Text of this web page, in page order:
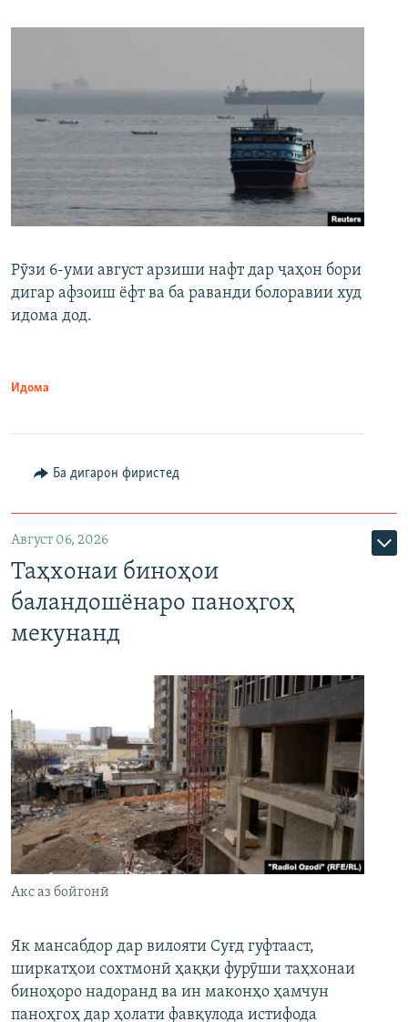
Рӯзи 6-уми август арзиши нафт дар ҷаҳон бори
дигар афзоиш ёфт ва ба раванди болоравии худ
идома дод.
Идома
Ба дигарон фиристед
Август 06, 2026
Таҳхонаи биноҳои
баландошёнаро паноҳгоҳ
мекунанд
Акс аз бойгонӣ
Як мансабдор дар вилояти Суғд гуфтааст,
ширкатҳои сохтмонӣ ҳаққи фурӯши таҳхонаи
биноҳоро надоранд ва ин маконҳо ҳамчун
паноҳгоҳ дар ҳолати фавқулода истифода